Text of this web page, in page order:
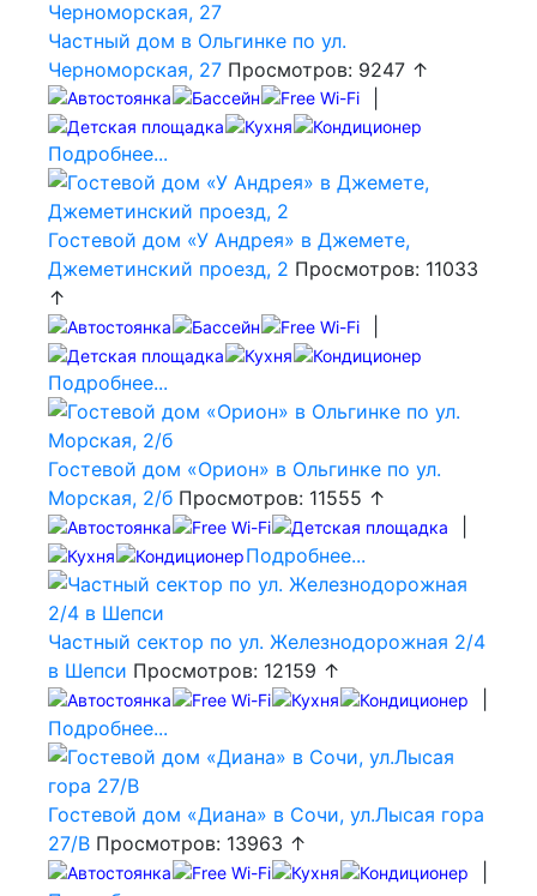
Частный дом в Ольгинке по ул.
Черноморская, 27 Просмотров: 9247 ↑
Подробнее...
Гостевой дом «У Андрея» в Джемете,
Джеметинский проезд, 2 Просмотров: 11033
↑
Подробнее...
Гостевой дом «Орион» в Ольгинке по ул.
Морская, 2/б Просмотров: 11555 ↑
Подробнее...
Частный сектор по ул. Железнодорожная 2/4
в Шепси Просмотров: 12159 ↑
Подробнее...
Гостевой дом «Диана» в Сочи, ул.Лысая гора
27/В Просмотров: 13963 ↑